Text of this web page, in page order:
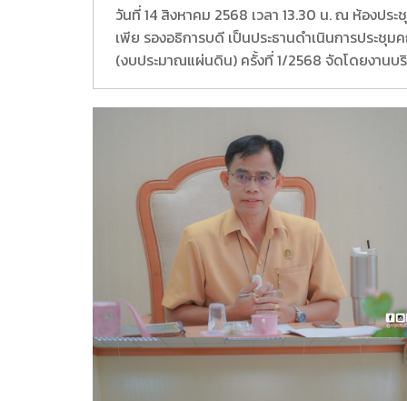
วันที่ 14 สิงหาคม 2568 เวลา 13.30 น. ณ ห้องปร
เพีย รองอธิการบดี เป็นประธานดำเนินการประชุ
(งบประมาณแผ่นดิน) ครั้งที่ 1/2568 จัดโดยงานบ